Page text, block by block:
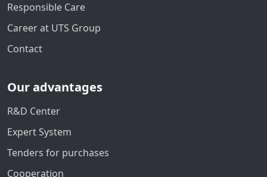
Responsible Care
Career at UTS Group
Contact
Our advantages
R&D Center
Expert System
Tenders for purchases
Cooperation